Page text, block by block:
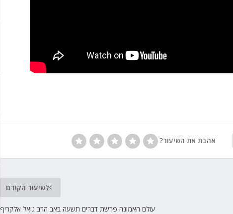
אהבת את השיעור?
לשיעור הקודם
עולם האמונה פרשת דברים תשעה באב הרב גואל אלקריף